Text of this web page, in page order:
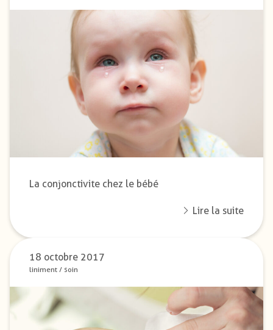
La conjonctivite chez le bébé
Lire la suite
18 octobre 2017
liniment / soin